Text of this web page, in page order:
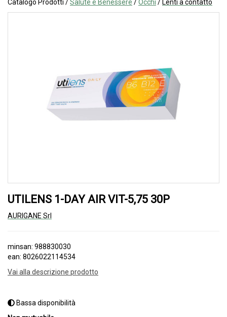
Catalogo Prodotti /Salute e Benessere /Occhi / Lenti a contatto
UTILENS 1-DAY AIR VIT-5,75 30P
AURIGANE Srl
minsan: 988830030
ean: 8026022114534
Vai alla descrizione prodotto
Bassa disponibilità